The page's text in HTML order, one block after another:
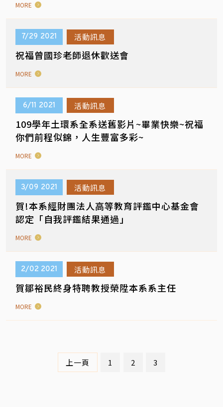
MORE
7/29 2021 活動訊息
祝福曾國珍老師退休歡送會
MORE
6/11 2021 活動訊息
109學年土環系全系送舊影片~畢業快樂~祝福
你們前程似錦，人生豐富多彩~
MORE
3/09 2021 活動訊息
賀!本系經財團法人高等教育評鑑中心基金會
認定「自我評鑑結果通過」
MORE
2/02 2021 活動訊息
賀鄒裕民終身特聘教授榮陞本系系主任
MORE
上一頁 1 2 3